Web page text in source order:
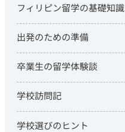
フィリピン留学の基礎知識
出発のための準備
卒業生の留学体験談
学校訪問記
学校選びのヒント